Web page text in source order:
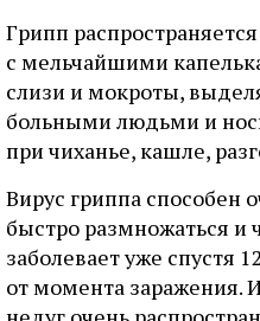
Грипп
с мельчайшими
слизи и мокроты,
больными людьми и
при чиханье, кашле,
Вирус гриппа способен
быстро размножаться и
заболевает уже спустя
от момента заражения.